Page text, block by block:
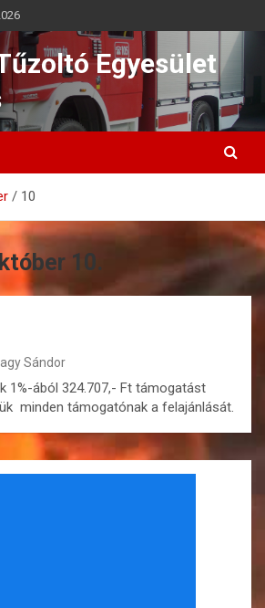
Egyesület
10
10.
Sándor
1%-ából 324.707,- Ft támogatást
minden támogatónak a felajánlását.